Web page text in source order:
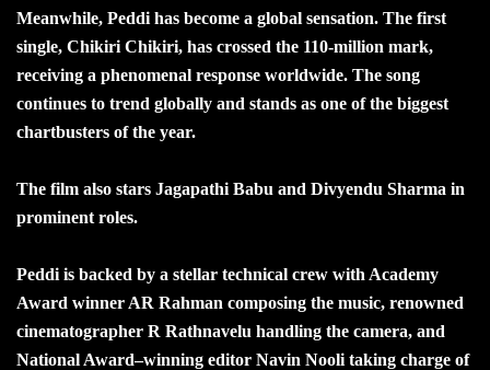
Meanwhile, Peddi has become a global sensation. The first
single, Chikiri Chikiri, has crossed the 110-million mark,
receiving a phenomenal response worldwide. The song
continues to trend globally and stands as one of the biggest
chartbusters of the year.
The film also stars Jagapathi Babu and Divyendu Sharma in
prominent roles.
Peddi is backed by a stellar technical crew with Academy
Award winner AR Rahman composing the music, renowned
cinematographer R Rathnavelu handling the camera, and
National Award–winning editor Navin Nooli taking charge of